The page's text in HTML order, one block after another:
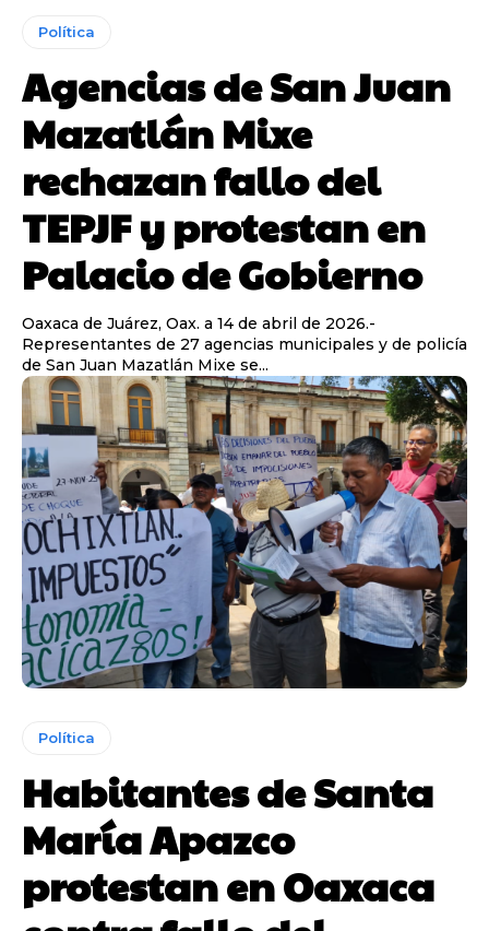
Política
Agencias de San Juan
Mazatlán Mixe
rechazan fallo del
TEPJF y protestan en
Palacio de Gobierno
Oaxaca de Juárez, Oax. a 14 de abril de 2026.-
Representantes de 27 agencias municipales y de policía
de San Juan Mazatlán Mixe se...
Política
Habitantes de Santa
María Apazco
protestan en Oaxaca